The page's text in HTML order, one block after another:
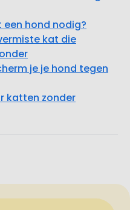
kat die
je je hond tegen
katten zonder